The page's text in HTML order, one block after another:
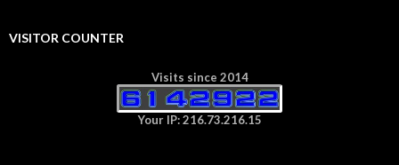
VISITOR COUNTER
Visits since 2014
Your IP: 216.73.216.15